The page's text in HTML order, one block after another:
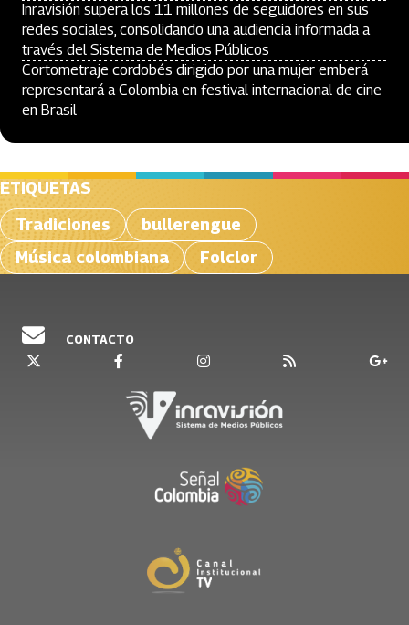
Inravisión supera los 11 millones de seguidores en sus
redes sociales, consolidando una audiencia informada a
través del Sistema de Medios Públicos
Cortometraje cordobés dirigido por una mujer emberá
representará a Colombia en festival internacional de cine
en Brasil
ETIQUETAS
Tradiciones
bullerengue
Música colombiana
Folclor
CONTACTO